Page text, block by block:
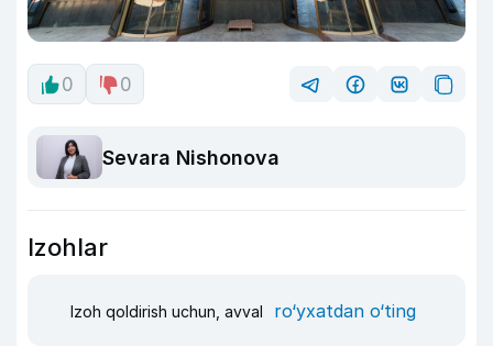
0 0
Sevara Nishonova
Izohlar
Izoh qoldirish uchun, avval ro‘yxatdan o‘ting